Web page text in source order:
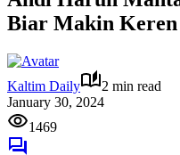
Biar Makin
Kaltim Daily
2 min read
January 30, 2024
1469